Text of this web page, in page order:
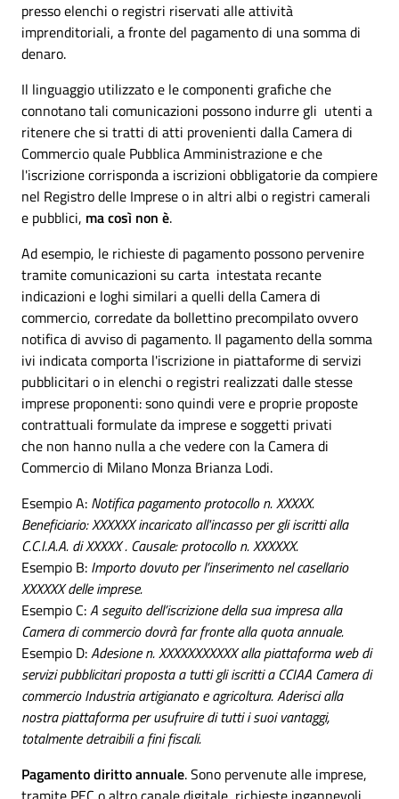
presso elenchi o registri riservati alle attività
imprenditoriali, a fronte del pagamento di una somma di
denaro.
Il linguaggio utilizzato e le componenti grafiche che
connotano tali comunicazioni possono indurre gli utenti a
ritenere che si tratti di atti provenienti dalla Camera di
Commercio quale Pubblica Amministrazione e che
l'iscrizione corrisponda a iscrizioni obbligatorie da compiere
nel Registro delle Imprese o in altri albi o registri camerali
e pubblici, ma così non è.
Ad esempio, le richieste di pagamento possono pervenire
tramite comunicazioni su carta intestata recante
indicazioni e loghi similari a quelli della Camera di
commercio, corredate da bollettino precompilato ovvero
notifica di avviso di pagamento. Il pagamento della somma
ivi indicata comporta l'iscrizione in piattaforme di servizi
pubblicitari o in elenchi o registri realizzati dalle stesse
imprese proponenti: sono quindi vere e proprie proposte
contrattuali formulate da imprese e soggetti privati
che non hanno nulla a che vedere con la Camera di
Commercio di Milano Monza Brianza Lodi.
Esempio A: Notifica pagamento protocollo n. XXXXX.
Beneficiario: XXXXXX incaricato all'incasso per gli iscritti alla
C.C.I.A.A. di XXXXX . Causale: protocollo n. XXXXXX.
Esempio B: Importo dovuto per l’inserimento nel casellario
XXXXXX delle imprese.
Esempio C:A seguito dell’iscrizione della sua impresa alla
Camera di commercio dovrà far fronte alla quota annuale.
Esempio D:Adesione n. XXXXXXXXXXX alla piattaforma web di
servizi pubblicitari proposta a tutti gli iscritti a CCIAA Camera di
commercio Industria artigianato e agricoltura. Aderisci alla
nostra piattaforma per usufruire di tutti i suoi vantaggi,
totalmente detraibili a fini fiscali.
Pagamento diritto annuale. Sono pervenute alle imprese,